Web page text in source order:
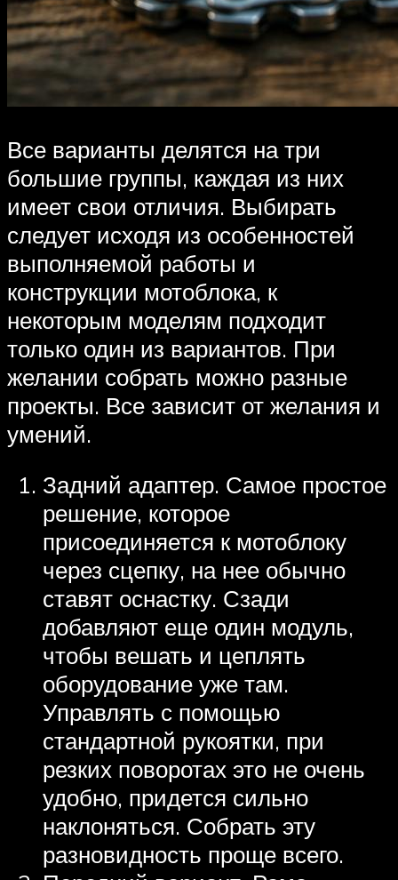
Все варианты делятся на три
большие группы, каждая из них
имеет свои отличия. Выбирать
следует исходя из особенностей
выполняемой работы и
конструкции мотоблока, к
некоторым моделям подходит
только один из вариантов. При
желании собрать можно разные
проекты. Все зависит от желания и
умений.
Задний адаптер. Самое простое
решение, которое
присоединяется к мотоблоку
через сцепку, на нее обычно
ставят оснастку. Сзади
добавляют еще один модуль,
чтобы вешать и цеплять
оборудование уже там.
Управлять с помощью
стандартной рукоятки, при
резких поворотах это не очень
удобно, придется сильно
наклоняться. Собрать эту
разновидность проще всего.